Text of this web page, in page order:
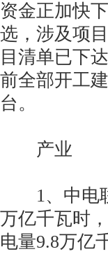
资金正加快
选，涉及项
目清单已下
前全部开工
台。
产业
1、中电联
万亿千瓦时
电量9.8万亿